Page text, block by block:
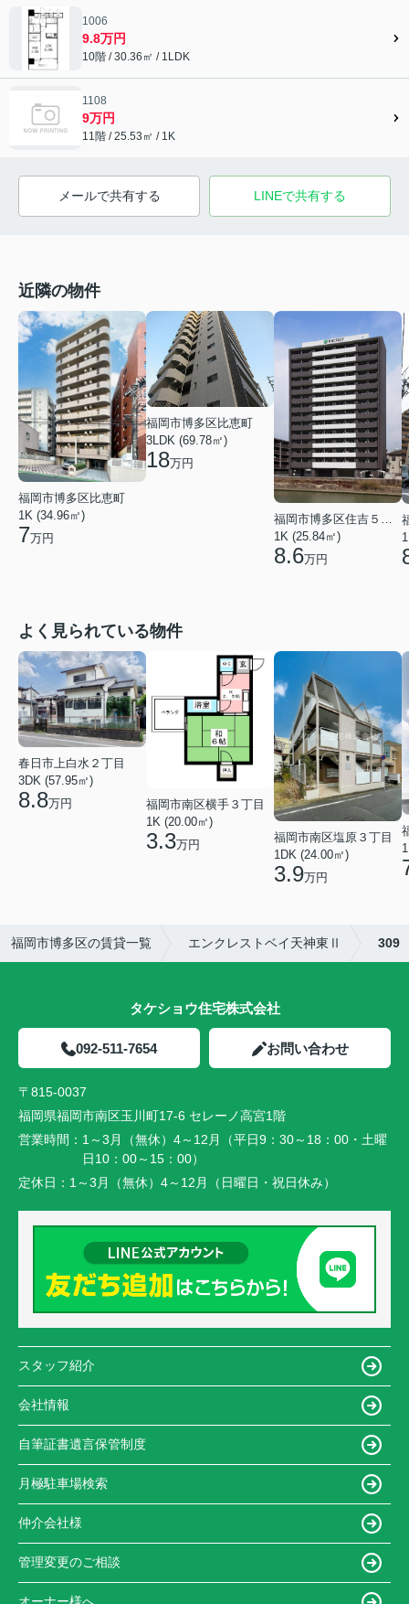
1006
9.8万円
10階 / 30.36㎡ / 1LDK
1108
9万円
11階 / 25.53㎡ / 1K
メールで共有する LINEで共有する
近隣の物件
福岡市博多区比恵町
1K (34.96㎡)
7万円
福岡市博多区比恵町
3LDK (69.78㎡)
18万円
1K (25.84㎡)
8.6万円
よく見られている物件
春日市上白水２丁目
3DK (57.95㎡)
8.8万円
福岡市南区横手３丁目
1K (20.00㎡)
3.3万円
福岡市南区塩原３丁目
1DK (24.00㎡)
3.9万円
福岡市博多区の賃貸一覧 エンクレストベイ天神東Ⅱ 309
タケショウ住宅株式会社
092-511-7654 お問い合わせ
〒815-0037
福岡県福岡市南区玉川町17-6 セレーノ高宮1階
営業時間： 1～3月（無休）4～12月（平日9：30～18：00・土曜
日10：00～15：00）
定休日： 1～3月（無休）4～12月（日曜日・祝日休み）
スタッフ紹介
会社情報
自筆証書遺言保管制度
月極駐車場検索
仲介会社様
管理変更のご相談